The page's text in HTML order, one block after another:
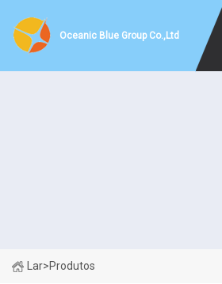
Oceanic Blue Group Co.,Ltd
Lar>Produtos